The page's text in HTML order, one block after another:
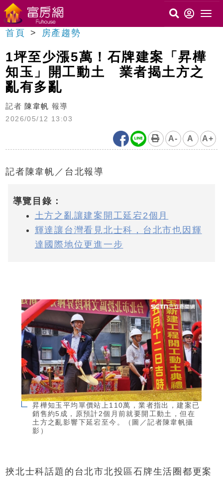
首頁 房產趨勢
1坪至少漲5萬！石牌建案「昇樺
知玉」開工動土 業者揭土方之
亂有多亂
記者 陳韋帆 報導
2026/05/12 13:03
A- A A+
記者陳韋帆／台北報導
導覽目錄：
土方之亂讓建案開工延宕2個月
輝達讓台灣看見北士科，台北市也因輝
達國際地位更進一步
昇樺知玉平均單價站上110萬，業者指出，建案已
銷售約5成，原預計2個月前就要開工動土，但在
土方之亂影響下延宕至今。（圖／記者陳韋帆攝
影）
挾北士科話題的台北市北投區石牌生活圈都更案